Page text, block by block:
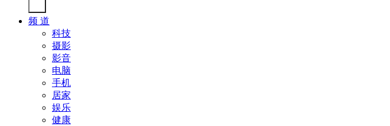
频 道
科技
摄影
影音
电脑
手机
居家
娱乐
健康